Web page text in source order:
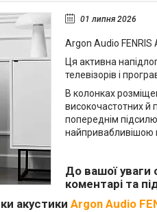
01 липня 2026
Argon Audio FENRIS
Ця активна
телевізорів і
В колонках
високочастотних й
попереднім
найпривабливішою
До вашої уваги
коментарі та
акустики Argon Audio